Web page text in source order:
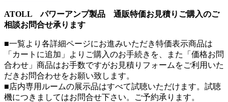
ATOLL パワーアンプ製品 通販特価お見積りご購入のご
相談お問合せ承ります
■一覧より各詳細ページにお進みいただき特価表示商品は
「カートに追加」よりご購入のお手続きを、また「価格お問
合わせ」商品はお手数ですがお見積りフォームをご利用いた
だきお問合わせをお願い致します。
■店内専用ルームの展示品はすべて試聴いただけます。試聴
機につきましてはお問合せ下さい。ご予約承ります。